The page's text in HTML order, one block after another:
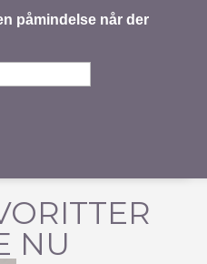
påmindelse når der
NU